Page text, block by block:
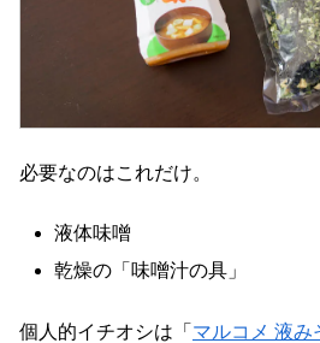
必要なのはこれだけ。
液体味噌
乾燥の「味噌汁の具」
個人的イチオシは「 マルコメ 液み